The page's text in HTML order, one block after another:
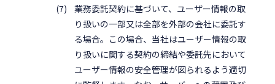
業務委託契約に基づいて、ユーザー情報の取
り扱いの一部又は全部を外部の会社に委託す
る場合。この場合、当社はユーザー情報の取
り扱いに関する契約の締結や委託先において
ユーザー情報の安全管理が図られるよう適切